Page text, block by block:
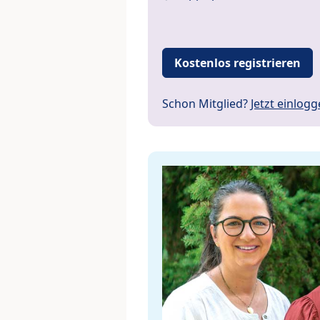
Kostenlos registrieren
Schon Mitglied? Jetzt